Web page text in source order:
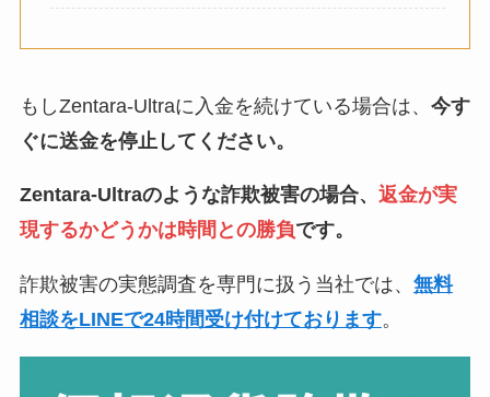
もしZentara-Ultraに入金を続けている場合は、 今す
ぐに送金を停止してください。
Zentara-Ultraのような詐欺被害の場合、 返金が実
現するかどうかは時間との勝負です。
詐欺被害の実態調査を専門に扱う当社では、 無料
相談をLINEで24時間受け付けております。